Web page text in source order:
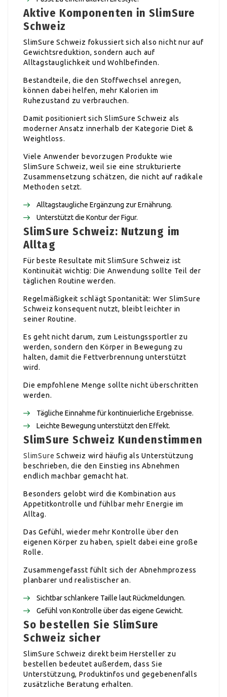
Aktive Komponenten in SlimSure
Schweiz
SlimSure Schweiz fokussiert sich also nicht nur auf
Gewichtsreduktion, sondern auch auf
Alltagstauglichkeit und Wohlbefinden.
Bestandteile, die den Stoffwechsel anregen,
können dabei helfen, mehr Kalorien im
Ruhezustand zu verbrauchen.
Damit positioniert sich SlimSure Schweiz als
moderner Ansatz innerhalb der Kategorie Diet &
Weightloss.
Viele Anwender bevorzugen Produkte wie
SlimSure Schweiz, weil sie eine strukturierte
Zusammensetzung schätzen, die nicht auf radikale
Methoden setzt.
Alltagstaugliche Ergänzung zur Ernährung.
Unterstützt die Kontur der Figur.
SlimSure Schweiz: Nutzung im
Alltag
Für beste Resultate mit SlimSure Schweiz ist
Kontinuität wichtig: Die Anwendung sollte Teil der
täglichen Routine werden.
Regelmäßigkeit schlägt Spontanität: Wer SlimSure
Schweiz konsequent nutzt, bleibt leichter in
seiner Routine.
Es geht nicht darum, zum Leistungssportler zu
werden, sondern den Körper in Bewegung zu
halten, damit die Fettverbrennung unterstützt
wird.
Die empfohlene Menge sollte nicht überschritten
werden.
Tägliche Einnahme für kontinuierliche Ergebnisse.
Leichte Bewegung unterstützt den Effekt.
SlimSure Schweiz Kundenstimmen
SlimSure Schweiz wird häufig als Unterstützung
beschrieben, die den Einstieg ins Abnehmen
endlich machbar gemacht hat.
Besonders gelobt wird die Kombination aus
Appetitkontrolle und fühlbar mehr Energie im
Alltag.
Das Gefühl, wieder mehr Kontrolle über den
eigenen Körper zu haben, spielt dabei eine große
Rolle.
Zusammengefasst fühlt sich der Abnehmprozess
planbarer und realistischer an.
Sichtbar schlankere Taille laut Rückmeldungen.
Gefühl von Kontrolle über das eigene Gewicht.
So bestellen Sie SlimSure
Schweiz sicher
SlimSure Schweiz direkt beim Hersteller zu
bestellen bedeutet außerdem, dass Sie
Unterstützung, Produktinfos und gegebenenfalls
zusätzliche Beratung erhalten.